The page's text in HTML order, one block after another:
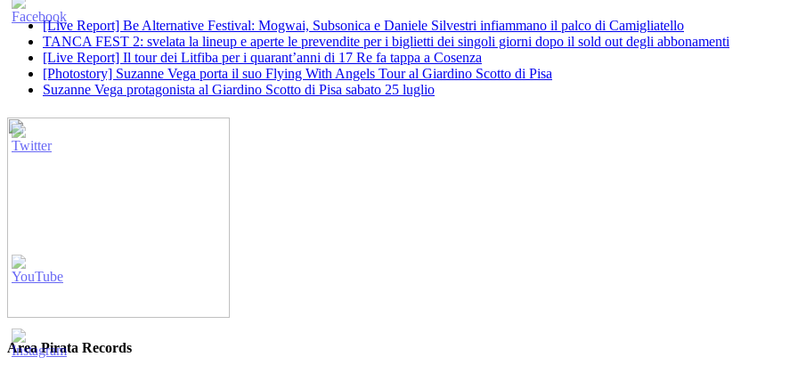
[Live Report] Be Alternative Festival: Mogwai, Subsonica e Daniele Silvestri infiammano il palco di Camigliatello
TANCA FEST 2: svelata la lineup e aperte le prevendite per i biglietti dei singoli giorni dopo il sold out degli abbonamenti
[Live Report] Il tour dei Litfiba per i quarant’anni di 17 Re fa tappa a Cosenza
[Photostory] Suzanne Vega porta il suo Flying With Angels Tour al Giardino Scotto di Pisa
Suzanne Vega protagonista al Giardino Scotto di Pisa sabato 25 luglio
Area Pirata Records